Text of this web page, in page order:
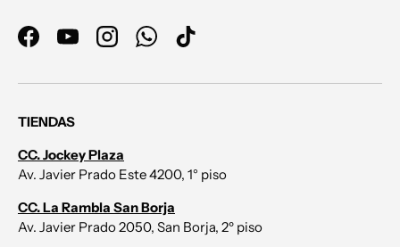
FacebookYouTubeInstagramWhatsApp
TikTok
TIENDAS
CC. Jockey Plaza
Av. Javier Prado Este 4200, 1° piso
CC. La Rambla San Borja
Av. Javier Prado 2050, San Borja, 2º piso